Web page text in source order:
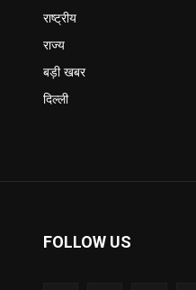
राष्ट्रीय
राज्य
बड़ी खबर
दिल्ली
FOLLOW US